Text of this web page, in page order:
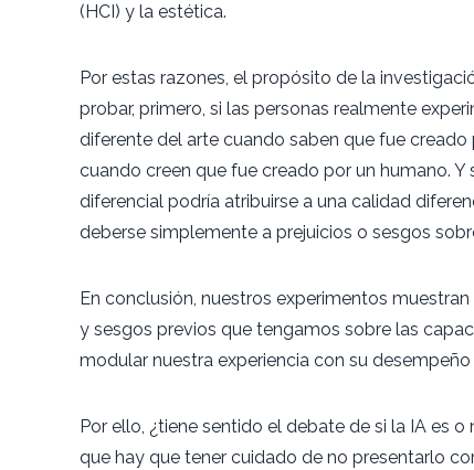
(HCI) y la estética.
Por estas razones, el propósito de la
probar, primero, si las personas realmente
diferente del arte cuando saben que fue
cuando creen que fue creado por un humano. Y
diferencial podría atribuirse a una calidad
deberse simplemente a prejuicios o sesgos
En conclusión, nuestros experimentos
y sesgos previos que tengamos sobre las
modular nuestra experiencia con su
Por ello, ¿tiene sentido el debate de si la IA es
que hay que tener cuidado de no presentarlo